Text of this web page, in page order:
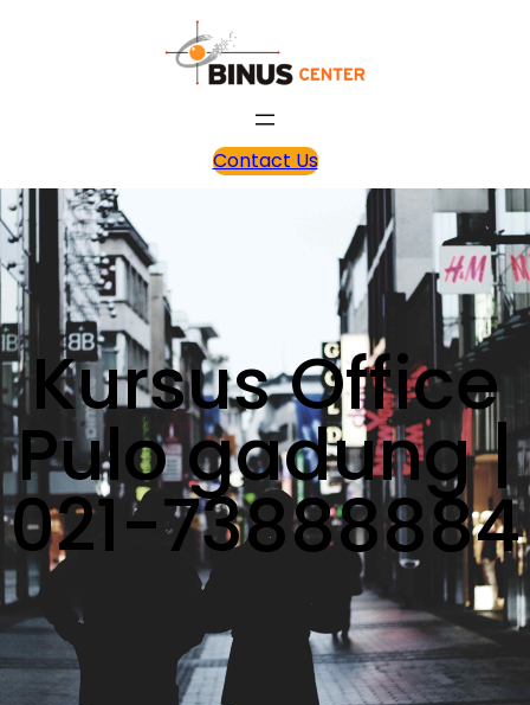
Contact Us
Kursus Office
Pulo gadung |
021-73888884